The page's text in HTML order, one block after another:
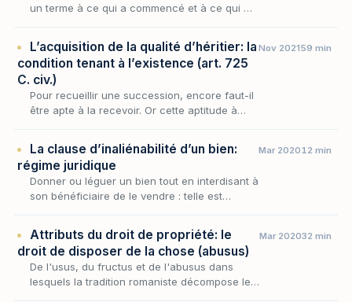
un terme à ce qui a commencé et à ce qui a
L’acquisition de la qualité d’héritier: la
condition tenant à l’existence (art. 725
C. civ.)
Pour recueillir une succession, encore faut-il
être apte à la recevoir. Or cette aptitude à
Nov 202159 min
La clause d’inaliénabilité d’un bien:
régime juridique
Donner ou léguer un bien tout en interdisant à
son bénéficiaire de le vendre : telle est
au…
Mar 202012 min
Attributs du droit de propriété: le
droit de disposer de la chose (abusus)
De l'usus, du fructus et de l'abusus dans
lesquels la tradition romaniste décompose le
Mar 202032 min